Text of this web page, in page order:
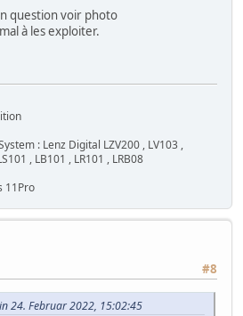
question voir photo
à les exploiter.
: Lenz Digital LZV200 , LV103 ,
, LB101 , LR101 , LRB08
11Pro
#8
24. Februar 2022, 15:02:45